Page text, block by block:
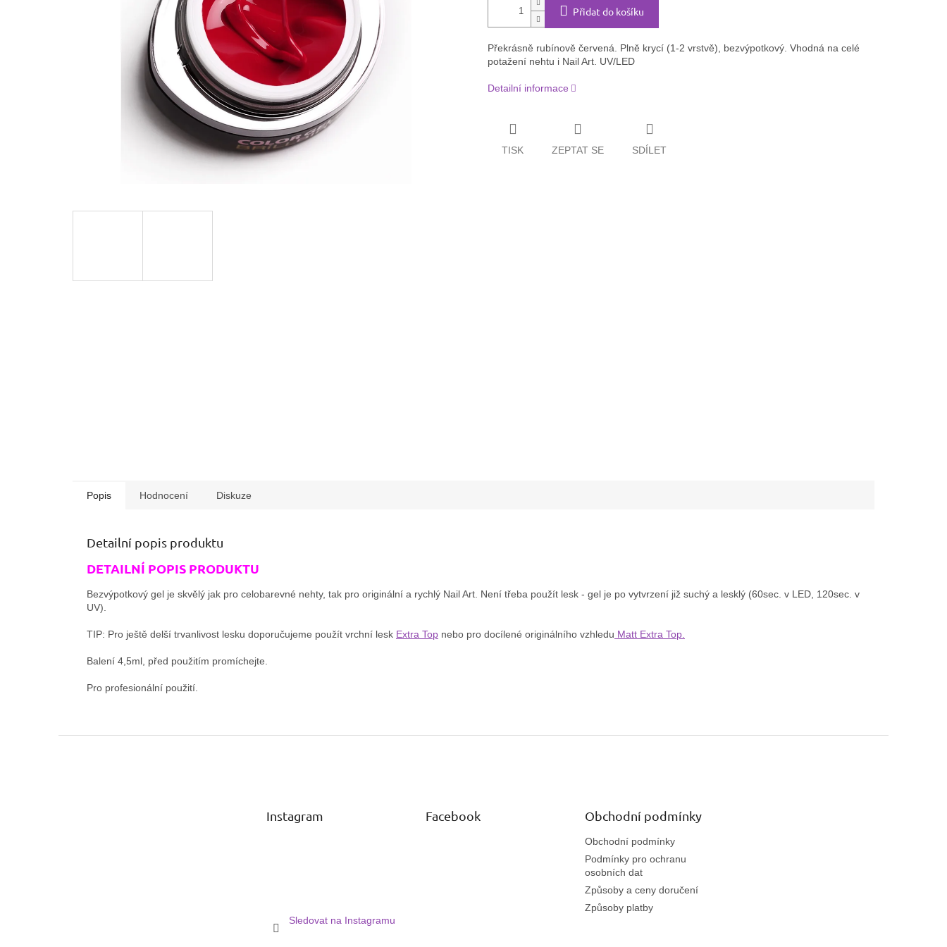
Přidat do košíku
Překrásně rubínově červená. Plně krycí (1-2 vrstvě), bezvýpotkový. Vhodná na celé
potažení nehtu i Nail Art. UV/LED
Detailní informace
TISK ZEPTAT SE SDÍLET
Popis Hodnocení Diskuze
Detailní popis produktu
DETAILNÍ POPIS PRODUKTU
Bezvýpotkový gel je skvělý jak pro celobarevné nehty, tak pro originální a rychlý Nail Art. Není třeba použít lesk - gel je po vytvrzení již suchý a lesklý (60sec. v LED, 120sec. v
UV).
TIP: Pro ještě delší trvanlivost lesku doporučujeme použít vrchní lesk Extra Top nebo pro docílené originálního vzhledu Matt Extra Top.
Balení 4,5ml, před použitím promíchejte.
Pro profesionální použití.
Instagram
Sledovat na Instagramu
Facebook Obchodní podmínky
Obchodní podmínky
Podmínky pro ochranu
osobních dat
Způsoby a ceny doručení
Způsoby platby